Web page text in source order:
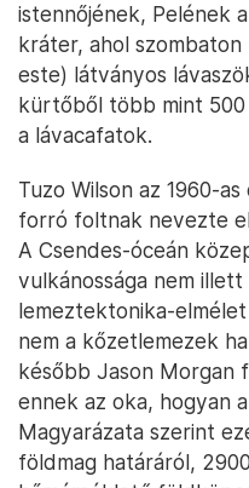
istennőjének, Pelének a
kráter, ahol
este) látványos
kürtőből több mint
a lávacafatok.
Tuzo Wilson az 1960-
forró foltnak nevezte
A Csendes-óceán
vulkánossága nem
lemeztektonika-
nem a kőzetlemezek
később Jason Morgan
ennek az oka, hogyan
Magyarázata szerint
földmag határáról,